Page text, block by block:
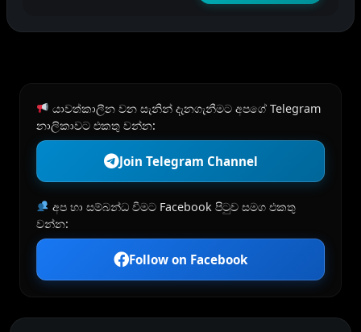
යාවත්කාලීන වන සැනින් දැනගැනීමට අපගේ Telegram
නාලිකාවට එකතු වන්න:
Join Telegram Channel
අප හා සම්බන්ධ වීමට Facebook පිටුව සමග එකතු
වන්න:
Follow on Facebook